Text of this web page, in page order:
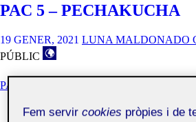
LA
PAC 5 – PECHAKUCHA
19 GENER, 2021 LUNA MALDONADO
PÚBLIC
PAC 5 - PECHAKUCHA
Fem servircookies pròpies i de